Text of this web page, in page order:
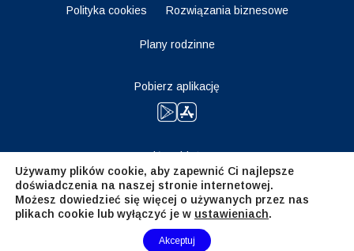
Polityka cookies Rozwiązania biznesowe
Plany rodzinne
Pobierz aplikację
Bądź na bieżąco
Używamy plików cookie, aby zapewnić Ci najlepsze
doświadczenia na naszej stronie internetowej.
Możesz dowiedzieć się więcej o używanych przez nas
plikach cookie lub wyłączyć je w ustawieniach.
Akceptuj